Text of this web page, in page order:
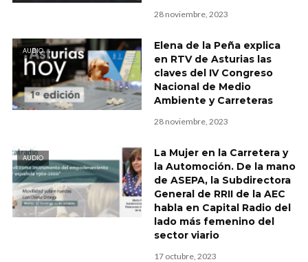
28 noviembre, 2023
AUDIO
Elena de la Peña explica
en RTV de Asturias las
claves del IV Congreso
Nacional de Medio
Ambiente y Carreteras
28 noviembre, 2023
AUDIO
La Mujer en la Carretera y
la Automoción. De la mano
de ASEPA, la Subdirectora
General de RRII de la AEC
habla en Capital Radio del
lado más femenino del
sector viario
17 octubre, 2023